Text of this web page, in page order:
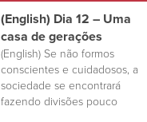
(English) Dia 12 – Uma
casa de gerações
(English) Se não formos
conscientes e cuidadosos, a
sociedade se encontrará
fazendo divisões pouco